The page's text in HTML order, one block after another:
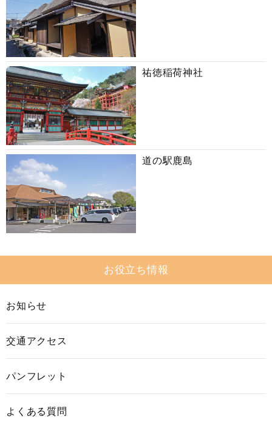
祐徳稲荷神社
道の駅鹿島
お役立ち情報
お知らせ
交通アクセス
パンフレット
よくある質問